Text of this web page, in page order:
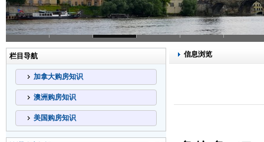
栏目导航
加拿大购房知识
澳洲购房知识
美国购房知识
信息浏览